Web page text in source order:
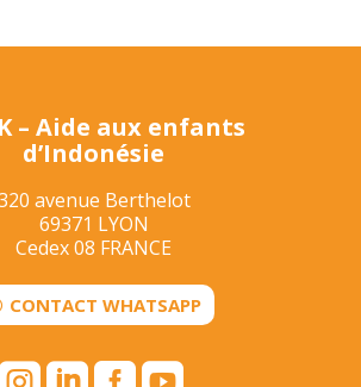
– Aide aux enfants
d’Indonésie
avenue Berthelot
69371 LYON
Cedex 08 FRANCE
CONTACT WHATSAPP